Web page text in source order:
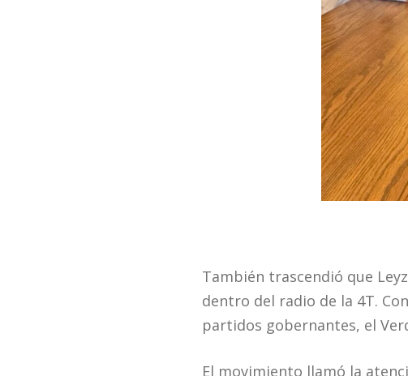
También trascendió que
dentro del radio de la 4T.
partidos gobernantes, el
El movimiento llamó la